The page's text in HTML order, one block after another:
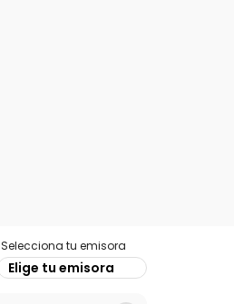
Selecciona tu emisora
Elige tu emisora